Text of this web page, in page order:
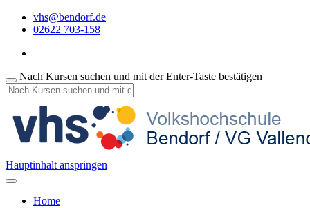
vhs@bendorf.de
02622 703-158
Nach Kursen suchen und mit der Enter-Taste bestätigen
Hauptinhalt anspringen
Home